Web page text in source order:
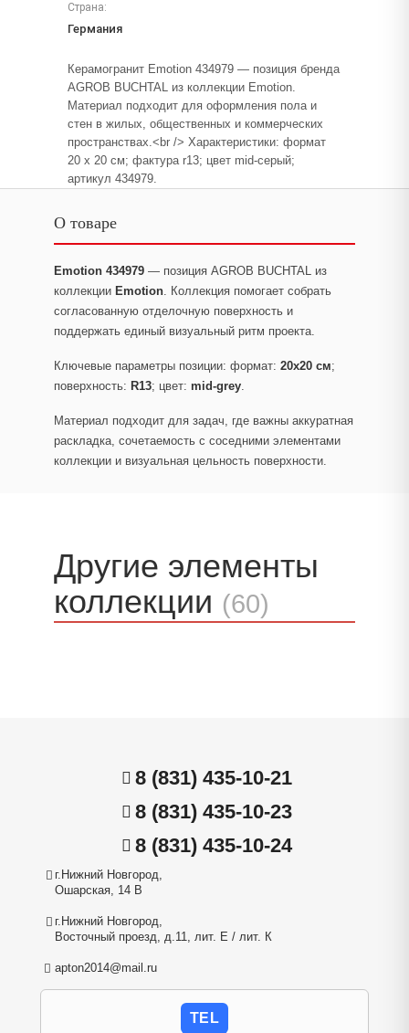
Страна:
Германия
Керамогранит Emotion 434979 — позиция бренда
AGROB BUCHTAL из коллекции Emotion.
Материал подходит для оформления пола и
стен в жилых, общественных и коммерческих
пространствах.<br /> Характеристики: формат
20 x 20 см; фактура r13; цвет mid-серый;
артикул 434979.
О товаре
Emotion 434979 — позиция AGROB BUCHTAL из
коллекции Emotion. Коллекция помогает собрать
согласованную отделочную поверхность и
поддержать единый визуальный ритм проекта.
Ключевые параметры позиции: формат: 20x20 см;
поверхность: R13; цвет: mid-grey.
Материал подходит для задач, где важны аккуратная
раскладка, сочетаемость с соседними элементами
коллекции и визуальная цельность поверхности.
Другие элементы
коллекции (60)
8 (831) 435-10-21
8 (831) 435-10-23
8 (831) 435-10-24
г.Нижний Новгород,
Ошарская, 14 В
г.Нижний Новгород,
Восточный проезд, д.11, лит. Е / лит. К
apton2014@mail.ru
TEL